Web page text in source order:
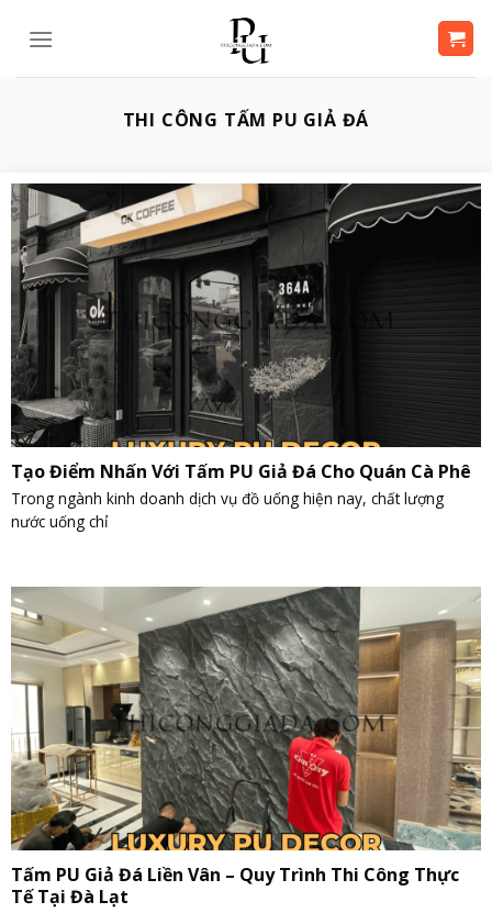
THI CÔNG TẤM PU GIẢ ĐÁ
Tạo Điểm Nhấn Với Tấm PU Giả Đá Cho Quán Cà Phê
Trong ngành kinh doanh dịch vụ đồ uống hiện nay, chất lượng
nước uống chỉ
Tấm PU Giả Đá Liền Vân – Quy Trình Thi Công Thực
Tế Tại Đà Lạt